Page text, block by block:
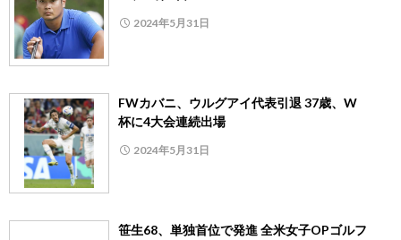
2024年5月31日
FWカバニ、ウルグアイ代表引退 37歳、W
杯に4大会連続出場
2024年5月31日
笹生68、単独首位で発進 全米女子OPゴルフ